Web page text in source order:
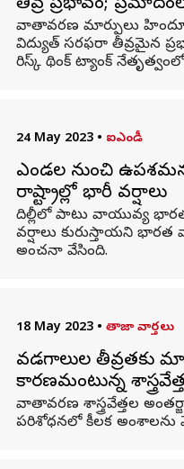
తీవ్ర ప్రభావం;
వాతావరణ మార్పులు
విద్యుత్ సరఫరా తీవ్రమైన
రిస్క్ థింక్ ట్యాంక్
24 May 2023 • ఐఎండీ
ఎండల నుంచి
రాష్ట్రాల్లో భారీ వర్షాలు
దిల్లీలో పాటు వాయువ్య
వర్షాలు కురుస్తాయని
అంచనా వేసింది.
18 May 2023 • తాజా వార్తలు
వడగాలుల తీవ్రతకు
కారణమంటున్న
వాతావరణ శాస్త్రవేత్తల
పరిశోధనలో కీలక అంశాలను